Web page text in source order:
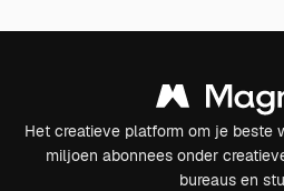
Het creatieve platform om je beste
miljoen abonnees onder
bureaus en